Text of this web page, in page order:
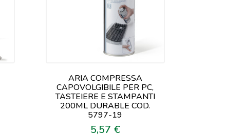
ARIA COMPRESSA
CAPOVOLGIBILE PER PC,
TASTEIERE E STAMPANTI
200ML DURABLE COD.
5797-19
Prezzo
5,57 €